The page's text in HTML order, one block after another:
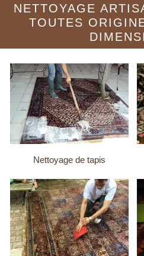
NETTOYAGE
TOUTES
Nettoyage de tapis